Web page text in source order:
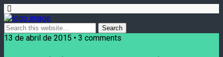
13 de abril de 2015 • 3 comments